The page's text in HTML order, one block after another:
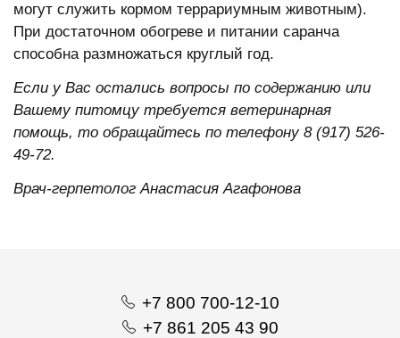
могут служить кормом террариумным животным).
При достаточном обогреве и питании саранча
способна размножаться круглый год.
Если у Вас остались вопросы по содержанию или
Вашему питомцу требуется ветеринарная
помощь, то обращайтесь по телефону 8 (917) 526-
49-72.
Врач-герпетолог Анастасия Агафонова
+7 800 700-12-10
+7 861 205 43 90